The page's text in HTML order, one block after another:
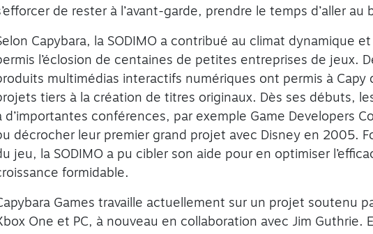
de rester à l’avant-garde, prendre le temps d’aller
Capybara, la SODIMO a contribué au climat dynamique
l’éclosion de centaines de petites entreprises de jeux.
multimédias interactifs numériques ont permis à Capy
tiers à la création de titres originaux. Dès ses débuts,
d’importantes conférences, par exemple Game Developers
décrocher leur premier grand projet avec Disney en 2005.
jeu, la SODIMO a pu cibler son aide pour en optimiser
formidable.
Games travaille actuellement sur un projet soutenu
One et PC, à nouveau en collaboration avec Jim Guthrie.